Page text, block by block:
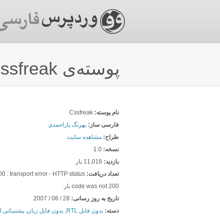
پوسته‌ی Cssfreak
نام پوسته: Cssfreak
فارسی ساز: بهرنگ یاراحمدی
طراح: مشاهده سایت
نسخه: 1.0
بازدید: 11,016 بار
تعداد دريافت: : transport error - HTTP status
code was not 200 بار
تاریخ به روز رسانی: 28 / 08 / 2007
دسته: بدون فایل RTL , بدون فایل زبان, پشتیبانی